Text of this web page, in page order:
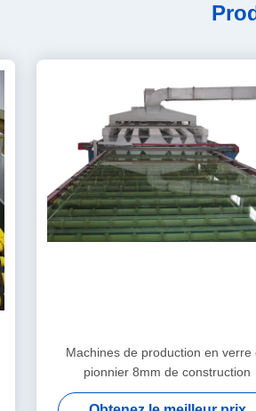
Machines de production en verre
pionnier 8mm de construction